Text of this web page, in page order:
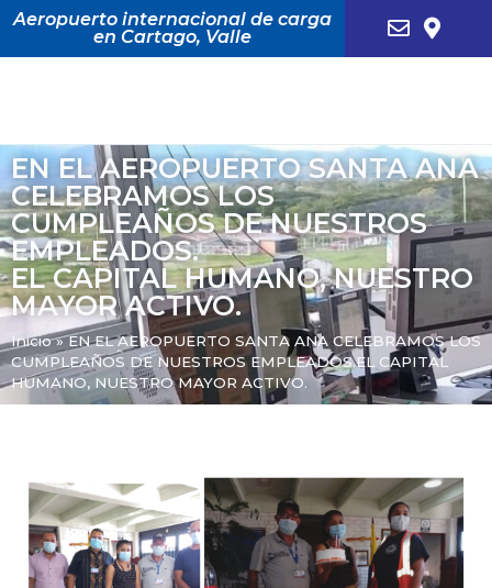
Aeropuerto internacional de carga
en Cartago, Valle
EN EL AEROPUERTO SANTA ANA
CELEBRAMOS LOS
CUMPLEAÑOS DE NUESTROS
EMPLEADOS.
EL CAPITAL HUMANO, NUESTRO
MAYOR ACTIVO.
Inicio»EN EL AEROPUERTO SANTA ANA CELEBRAMOS LOS
CUMPLEAÑOS DE NUESTROS EMPLEADOS.EL CAPITAL
HUMANO, NUESTRO MAYOR ACTIVO.